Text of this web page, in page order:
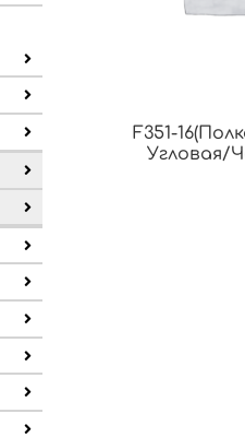
F351-
Угловая/